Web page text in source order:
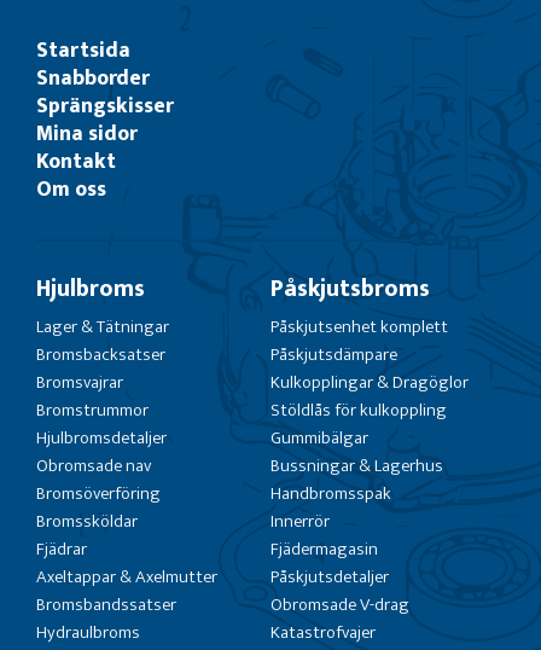
Startsida
Snabborder
Sprängskisser
Mina sidor
Kontakt
Om oss
Hjulbroms
Lager & Tätningar
Bromsbacksatser
Bromsvajrar
Bromstrummor
Hjulbromsdetaljer
Obromsade nav
Bromsöverföring
Bromssköldar
Fjädrar
Axeltappar & Axelmutter
Bromsbandssatser
Hydraulbroms
Påskjutsbroms
Påskjutsenhet komplett
Påskjutsdämpare
Kulkopplingar & Dragöglor
Stöldlås för kulkoppling
Gummibälgar
Bussningar & Lagerhus
Handbromsspak
Innerrör
Fjädermagasin
Påskjutsdetaljer
Obromsade V-drag
Katastrofvajer